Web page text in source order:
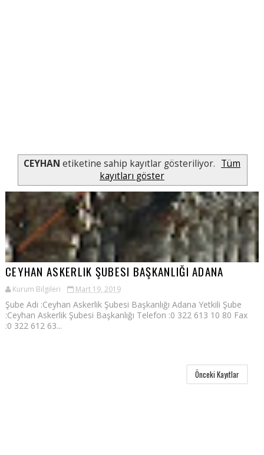
CEYHAN etiketine sahip kayıtlar gösteriliyor. Tüm
kayıtları göster
CEYHAN ASKERLIK ŞUBESI BAŞKANLIĞI ADANA
Kurum Bilgileri Mart 19, 2019
Şube Adı :Ceyhan Askerlik Şubesi Başkanlığı Adana Yetkili Şube
:Ceyhan Askerlik Şubesi Başkanlığı Telefon :0 322 613 10 80 Fax
:0 322 612 63...
Önceki Kayıtlar